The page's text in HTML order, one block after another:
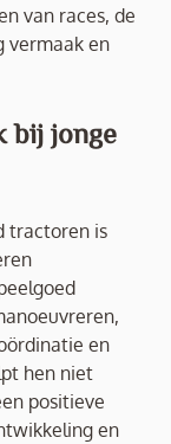
van races, de
vermaak en
bij jonge
tractoren is
en
hen niet
positieve
en